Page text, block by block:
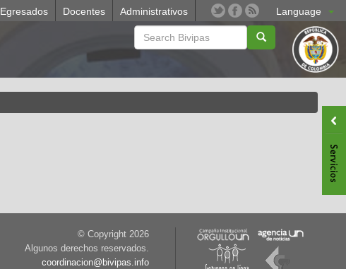
Language
Egresados Docentes Administrativos
© Copyright 2026
Algunos derechos reservados.
coordinacion@bivipas.info